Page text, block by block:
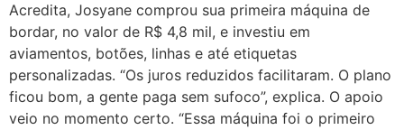
Acredita, Josyane comprou sua primeira máquina de
bordar, no valor de R$ 4,8 mil, e investiu em
aviamentos, botões, linhas e até etiquetas
personalizadas. “Os juros reduzidos facilitaram. O plano
ficou bom, a gente paga sem sufoco”, explica. O apoio
veio no momento certo. “Essa máquina foi o primeiro